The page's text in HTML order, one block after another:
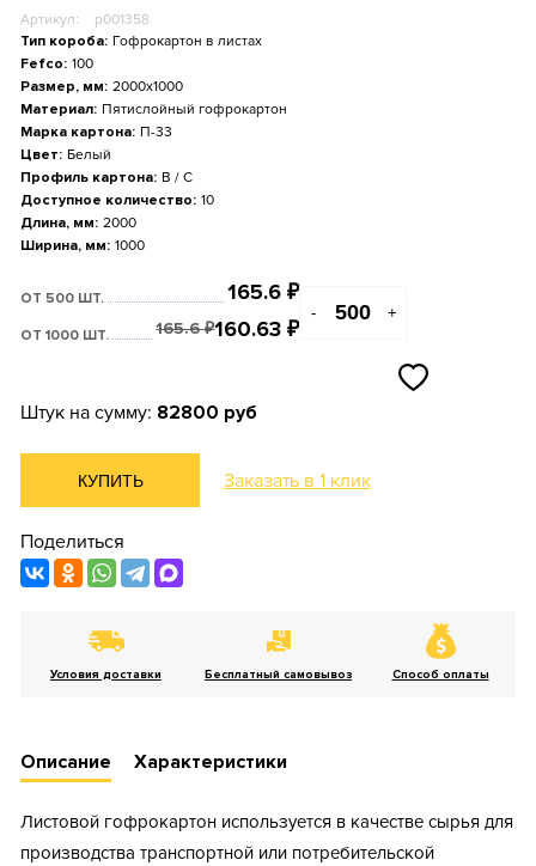
Артикул:
p001358
Тип короба: Гофрокартон в листах
Fefco: 100
Размер, мм: 2000x1000
Материал: Пятислойный гофрокартон
Марка картона: П-33
Цвет: Белый
Профиль картона: B / С
Доступное количество: 10
Длина, мм: 2000
Ширина, мм: 1000
ОТ 500 ШТ. 165.6₽
ОТ 1000 ШТ. 165.6₽160.63₽
Штук на сумму: 82800 руб
КУПИТЬ Заказать в 1 клик
- +
Поделиться
Условия доставки Бесплатный самовывоз Способ оплаты
Описание Характеристики
Листовой гофрокартон используется в качестве сырья для
производства транспортной или потребительской